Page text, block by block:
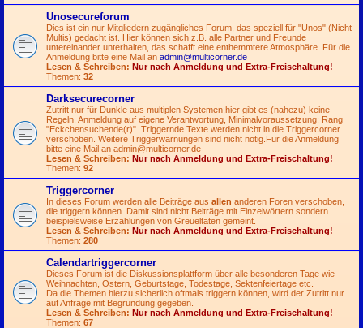
Unosecureforum
Dies ist ein nur Mitgliedern zugängliches Forum, das speziell für "Unos" (Nicht-
Multis) gedacht ist. Hier können sich z.B. alle Partner und Freunde
untereinander unterhalten, das schafft eine enthemmtere Atmosphäre. Für die
Anmeldung bitte eine Mail an admin@multicorner.de
Lesen & Schreiben: Nur nach Anmeldung und Extra-Freischaltung!
Themen: 32
Darksecurecorner
Zutritt nur für Dunkle aus multiplen Systemen,hier gibt es (nahezu) keine
Regeln. Anmeldung auf eigene Verantwortung, Minimalvoraussetzung: Rang
"Eckchensuchende(r)". Triggernde Texte werden nicht in die Triggercorner
verschoben. Weitere Triggerwarnungen sind nicht nötig.Für die Anmeldung
bitte eine Mail an admin@multicorner.de
Lesen & Schreiben: Nur nach Anmeldung und Extra-Freischaltung!
Themen: 92
Triggercorner
In dieses Forum werden alle Beiträge aus allen anderen Foren verschoben,
die triggern können. Damit sind nicht Beiträge mit Einzelwörtern sondern
beispielsweise Erzählungen von Greueltaten gemeint.
Lesen & Schreiben: Nur nach Anmeldung und Extra-Freischaltung!
Themen: 280
Calendartriggercorner
Dieses Forum ist die Diskussionsplattform über alle besonderen Tage wie
Weihnachten, Ostern, Geburtstage, Todestage, Sektenfeiertage etc.
Da die Themen hierzu sicherlich oftmals triggern können, wird der Zutritt nur
auf Anfrage mit Begründung gegeben.
Lesen & Schreiben: Nur nach Anmeldung und Extra-Freischaltung!
Themen: 67